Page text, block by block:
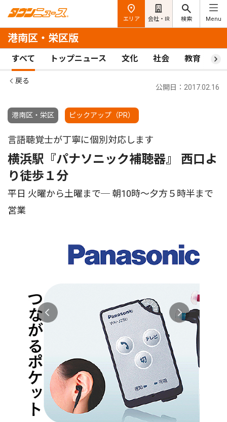
エリア 会社・IR 検索 Menu
港南区・栄区版
すべて トップニュース 文化 社会 教育 ス
戻る
港南区・栄区 ピックアップ（PR）
公開日：2017.02.16
言語聴覚士が丁寧に個別対応します
横浜駅『パナソニック補聴器』 西口よ
り徒歩１分
平日 火曜から土曜まで─ 朝10時〜夕方５時半まで
営業